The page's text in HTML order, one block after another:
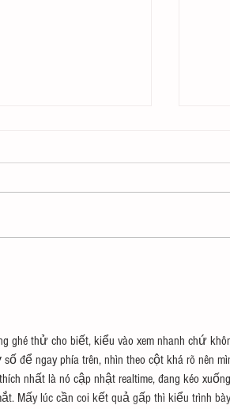
ghé thử cho biết, kiểu vào xem nhanh chứ
để ngay phía trên, nhìn theo cột khá rõ nên
nhất là nó cập nhật realtime, đang kéo xuống
Mấy lúc cần coi kết quả gấp thì kiểu trình